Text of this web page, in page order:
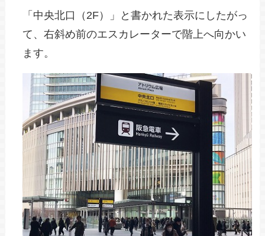
「中央北口（2F）」と書かれた表示にしたがっ
て、右斜め前のエスカレーターで階上へ向かい
ます。